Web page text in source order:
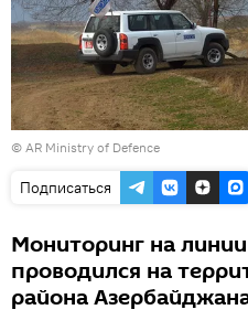
© AR Ministry of Defence
Подписаться
Мониторинг на
проводился на
района